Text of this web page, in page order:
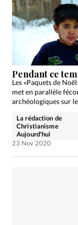
Pendant ce
Les «Paquets de
met en parallèle
archéologiques sur
La rédaction de
Christianisme
Aujourd'hui
23 Nov 2020